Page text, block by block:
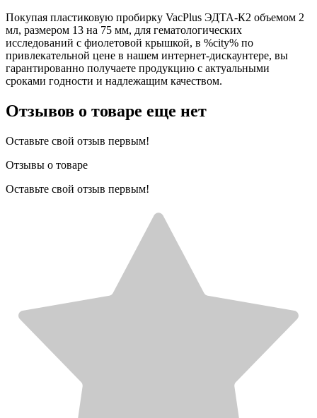
Покупая пластиковую пробирку VacPlus ЭДТА-К2 объемом 2
мл, размером 13 на 75 мм, для гематологических
исследований с фиолетовой крышкой, в %city% по
привлекательной цене в нашем интернет-дискаунтере, вы
гарантированно получаете продукцию с актуальными
сроками годности и надлежащим качеством.
Отзывов о товаре еще нет
Оставьте свой отзыв первым!
Отзывы о товаре
Оставьте свой отзыв первым!